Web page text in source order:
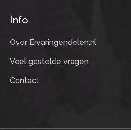
Info
Over Ervaringendelen.nl
Veel gestelde vragen
Contact